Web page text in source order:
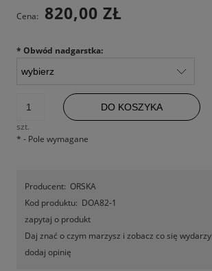
Cena: 820,00 ZŁ
* Obwód nadgarstka:
szt.
DO KOSZYKA
* - Pole wymagane
Producent: ORSKA
Kod produktu: DOA82-1
zapytaj o produkt
Daj znać o czym marzysz i zobacz co się wydarzy!
dodaj opinię